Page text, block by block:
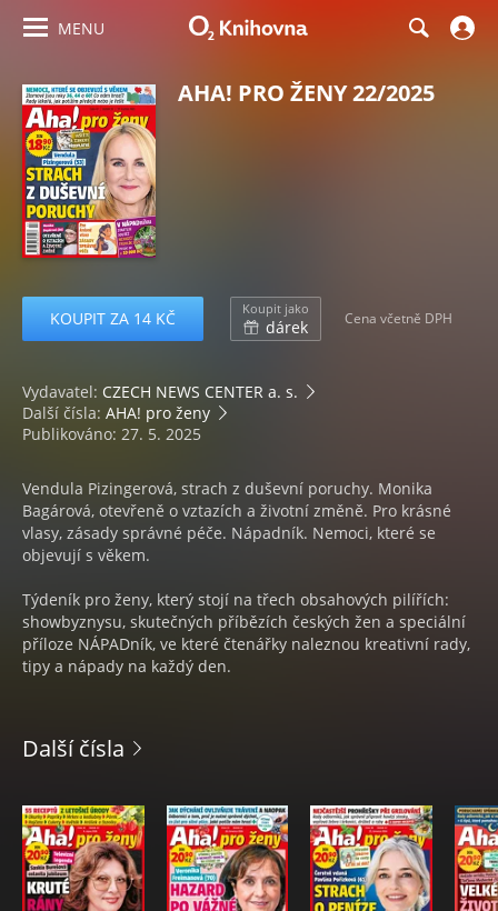
MENU
AHA! PRO ŽENY 22/2025
KOUPIT ZA 14 KČ Koupit jako
dárek Cena včetně DPH
Vydavatel: CZECH NEWS CENTER a. s.
Další čísla: AHA! pro ženy
Publikováno: 27. 5. 2025
Vendula Pizingerová, strach z duševní poruchy. Monika
Bagárová, otevřeně o vztazích a životní změně. Pro krásné
vlasy, zásady správné péče. Nápadník. Nemoci, které se
objevují s věkem.
Týdeník pro ženy, který stojí na třech obsahových pilířích:
showbyznysu, skutečných příbězích českých žen a speciální
příloze NÁPADník, ve které čtenářky naleznou kreativní rady,
tipy a nápady na každý den.
Další čísla